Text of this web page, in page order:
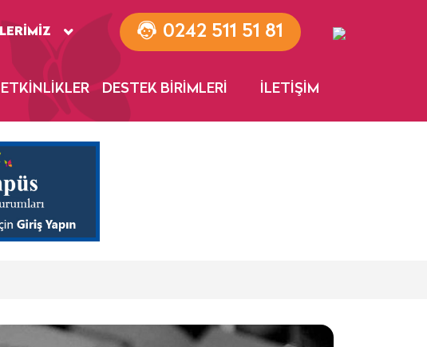
0242 511 51 81
DESTEK BİRİMLERİ İLETİŞİM